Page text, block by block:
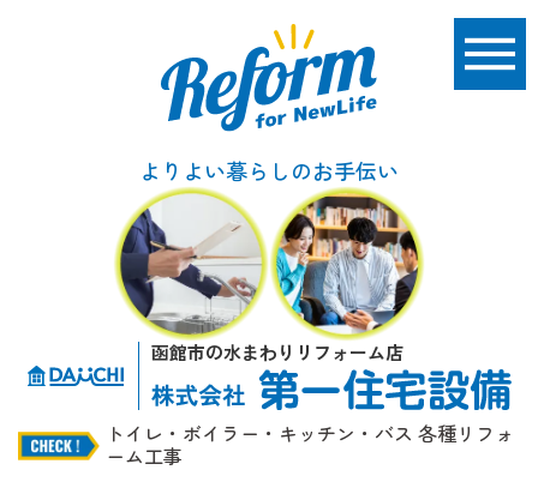
よりよい暮らしのお手伝い
函館市の水まわりリフォーム店
トイレ・ボイラー・キッチン・バス 各種リフォ
ーム工事